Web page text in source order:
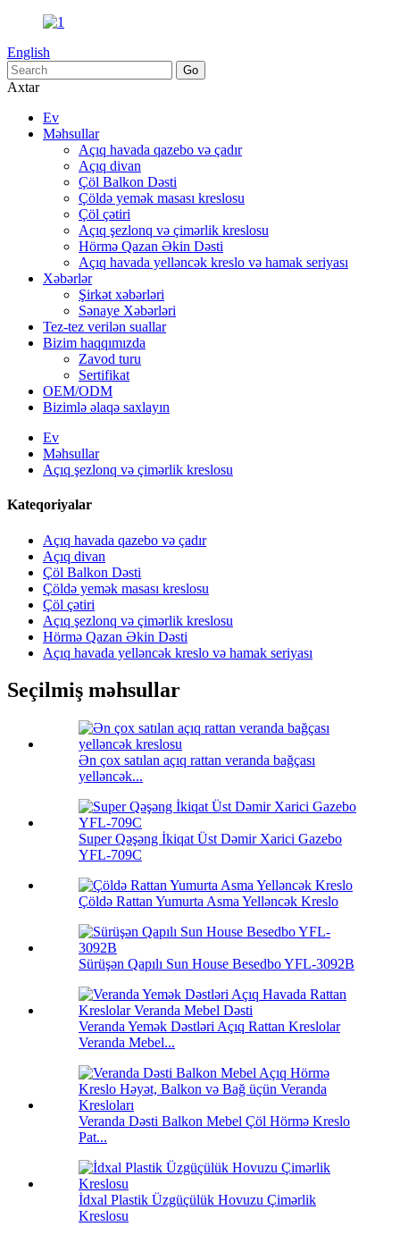
English
Axtar
Ev
Məhsullar
Açıq havada qazebo və çadır
Açıq divan
Çöl Balkon Dəsti
Çöldə yemək masası kreslosu
Çöl çətiri
Açıq şezlonq və çimərlik kreslosu
Hörmə Qazan Əkin Dəsti
Açıq havada yelləncək kreslo və hamak seriyası
Xəbərlər
Şirkət xəbərləri
Sənaye Xəbərləri
Tez-tez verilən suallar
Bizim haqqımızda
Zavod turu
Sertifikat
OEM/ODM
Bizimlə əlaqə saxlayın
Ev
Məhsullar
Açıq şezlonq və çimərlik kreslosu
Kateqoriyalar
Açıq havada qazebo və çadır
Açıq divan
Çöl Balkon Dəsti
Çöldə yemək masası kreslosu
Çöl çətiri
Açıq şezlonq və çimərlik kreslosu
Hörmə Qazan Əkin Dəsti
Açıq havada yelləncək kreslo və hamak seriyası
Seçilmiş məhsullar
Ən çox satılan açıq rattan veranda bağçası
yelləncək...
Super Qəşəng İkiqat Üst Dəmir Xarici Gazebo
YFL-709C
Çöldə Rattan Yumurta Asma Yelləncək Kreslo
Sürüşən Qapılı Sun House Besedbo YFL-3092B
Veranda Yemək Dəstləri Açıq Rattan Kreslolar
Veranda Mebel...
Veranda Dəsti Balkon Mebel Çöl Hörmə Kreslo
Pat...
İdxal Plastik Üzgüçülük Hovuzu Çimərlik
Kreslosu